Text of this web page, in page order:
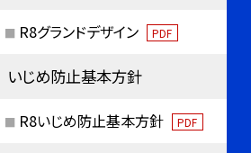
R8グランドデザイン PDF
いじめ防止基本方針
R8いじめ防止基本方針 PDF